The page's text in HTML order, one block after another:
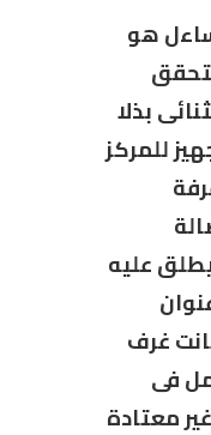
هو
بذلا
للمركز
عليه
غرف
فى
معتادة